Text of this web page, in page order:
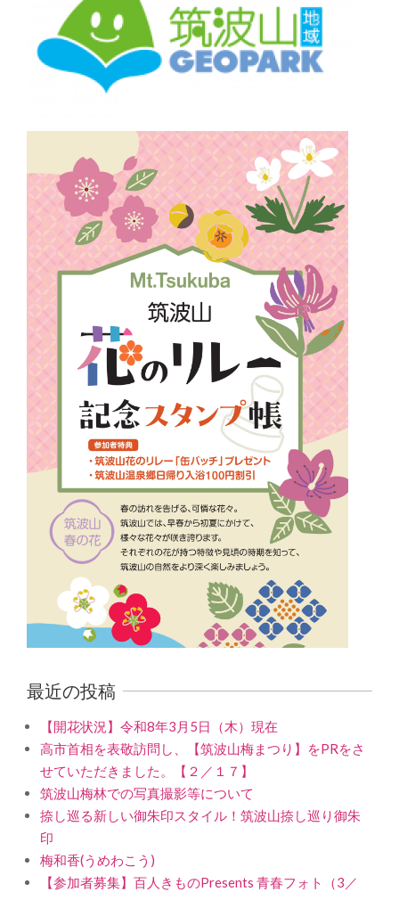
最近の投稿
【開花状況】令和8年3月5日（木）現在
高市首相を表敬訪問し、【筑波山梅まつり】をPRをさ
せていただきました。【２／１７】
筑波山梅林での写真撮影等について
捺し巡る新しい御朱印スタイル！筑波山捺し巡り御朱
印
梅和香(うめわこう)
【参加者募集】百人きものPresents 青春フォト（3／